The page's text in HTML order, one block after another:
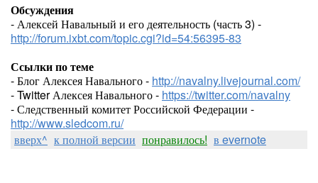
Обсуждения
- Алексей Навальный и его деятельность (часть 3) -
http://forum.ixbt.com/topic.cgi?id=54:56395-83
Ссылки по теме
- Блог Алексея Навального - http://navalny.livejournal.com/
- Twitter Алексея Навального - https://twitter.com/navalny
- Следственный комитет Российской Федерации -
http://www.sledcom.ru/
вверх^ к полной версии понравилось! в evernote